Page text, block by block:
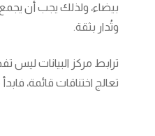
وتُدار بثقة.
ترابط مركز البيانات ليس
تعالج اختناقات قائمة،